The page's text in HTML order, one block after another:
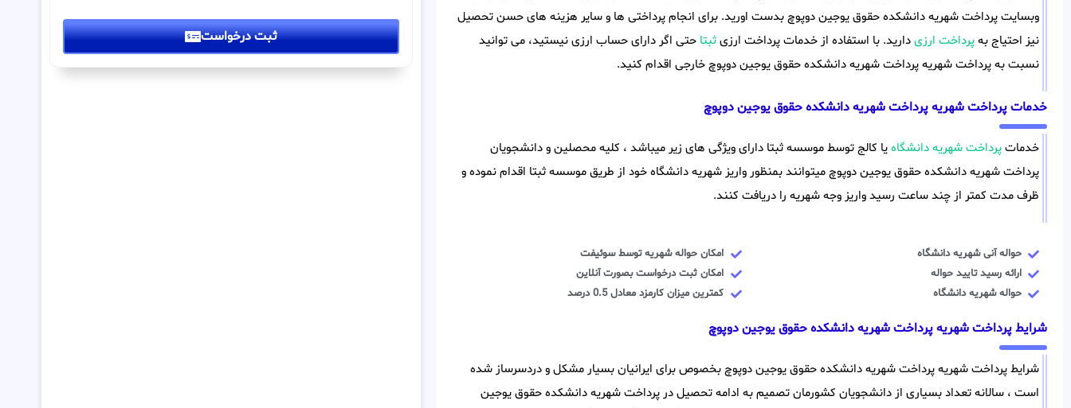
وبسایت پرداخت شهریه دانشکده حقوق یوجین دوپوچ بدست اورید. برای انجام پرداختی ها و سایر هزینه های حسن تحصیل
نیز احتیاج بهپرداخت ارزیدارید. با استفاده از خدمات پرداخت ارزیثبتا حتی اگر دارای حساب ارزی نیستید، می توانید
نسبت به پرداخت شهریه پرداخت شهریه دانشکده حقوق یوجین دوپوچ خارجی اقدام کنید.
خدمات پرداخت شهریه پرداخت شهریه دانشکده حقوق یوجین دوپوچ
خدماتپرداخت شهریه دانشگاهیا کالج توسط موسسه ثبتا دارای ویژگی های زیر میباشد ، کلیه محصلین و دانشجویان
پرداخت شهریه دانشکده حقوق یوجین دوپوچ میتوانند بمنظور واریز شهریه دانشگاه خود از طریق موسسه ثبتا اقدام نموده و
ظرف مدت کمتر از چند ساعت رسید واریز وجه شهریه را دریافت کنند.
حواله آنی شهریه دانشگاه
ارائه رسید تایید حواله
حواله شهریه دانشگاه
امکان حواله شهریه توسط سوئیفت
امکان ثبت درخواست بصورت آنلاین
کمترین میزان کارمزد معادل 0.5 درصد
شرایط پرداخت شهریه پرداخت شهریه دانشکده حقوق یوجین دوپوچ
شرایط پرداخت شهریه پرداخت شهریه دانشکده حقوق یوجین دوپوچ بخصوص برای ایرانیان بسیار مشکل و دردسرساز شده
است ، سالانه تعداد بسیاری از دانشجویان کشورمان تصمیم به ادامه تحصیل در پرداخت شهریه دانشکده حقوق یوجین
ثبت درخواست